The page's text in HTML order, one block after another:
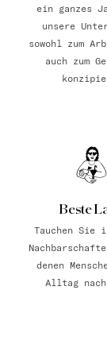
ein ganzes
unsere
sowohl zum
auch zum
Beste
Tauchen Sie
denen
Alltag